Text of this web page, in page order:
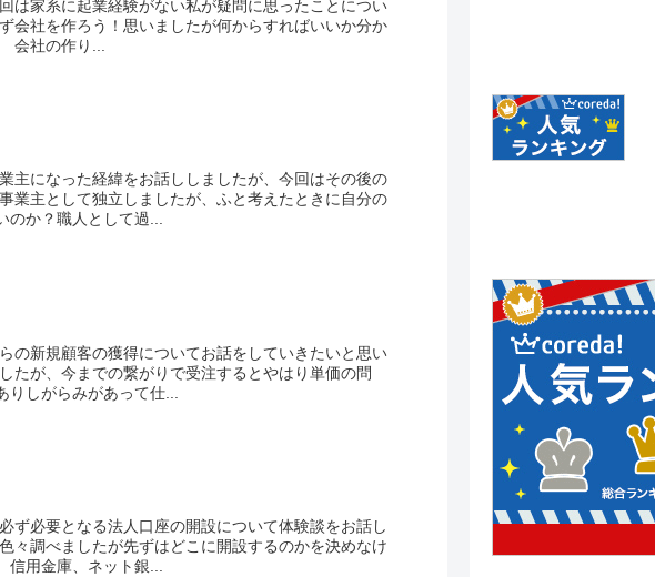
は家系に起業経験がない私が疑問に思ったことについ
会社を作ろう！思いましたが何からすればいいか分か
会社の作り...
主になった経緯をお話ししましたが、今回はその後の
業主として独立しましたが、ふと考えたときに自分の
か？職人として過...
の新規顧客の獲得についてお話をしていきたいと思い
たが、今までの繋がりで受注するとやはり単価の問
しがらみがあって仕...
ず必要となる法人口座の開設について体験談をお話し
々調べましたが先ずはどこに開設するのかを決めなけ
信用金庫、ネット銀...